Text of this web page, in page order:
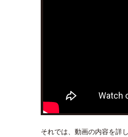
それでは、動画の内容を詳